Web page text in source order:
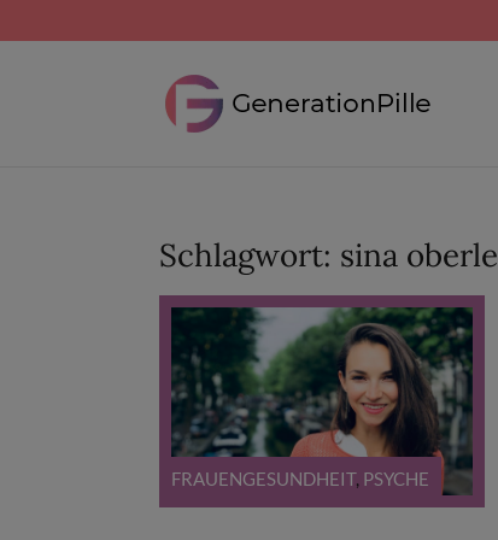
Schlagwort: sina oberle
FRAUENGESUNDHEIT, PSYCHE